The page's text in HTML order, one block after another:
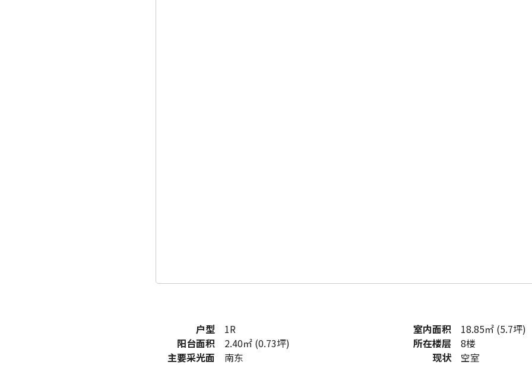
户型 1R 室内面积
18.85㎡ (5.7坪)
阳台面积
2.40㎡ (0.73坪) 所在楼层
8楼
主要采光面
南东 现状 空室